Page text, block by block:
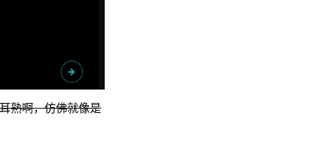
熟啊，仿佛就像是